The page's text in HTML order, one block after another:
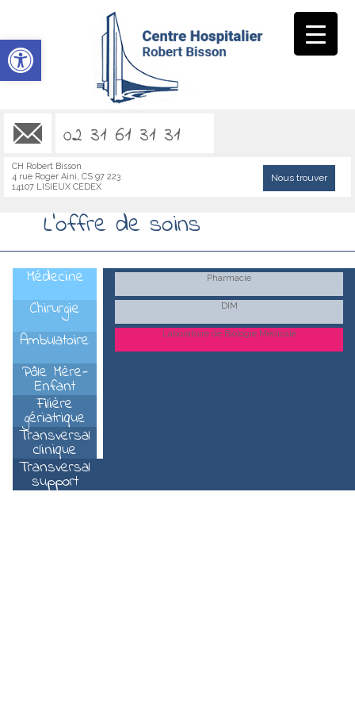
Ouvrir la barre d’outils
CH Robert Bisson
4 rue Roger Aini, CS 97 223
14107 LISIEUX CEDEX
Nous trouver
02 31 61 31 31
L’offre de soins
1Médecine
2Chirurgie
3Ambulatoire
4Pôle Mère-
Enfant
5Filière
gériatrique
6Transversal
clinique
7Transversal
support
Pharmacie
DIM
Laboratoire de Biologie Médicale